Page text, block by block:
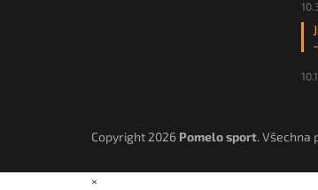
Copyright 2026 Pomelo sport. Všechna
×